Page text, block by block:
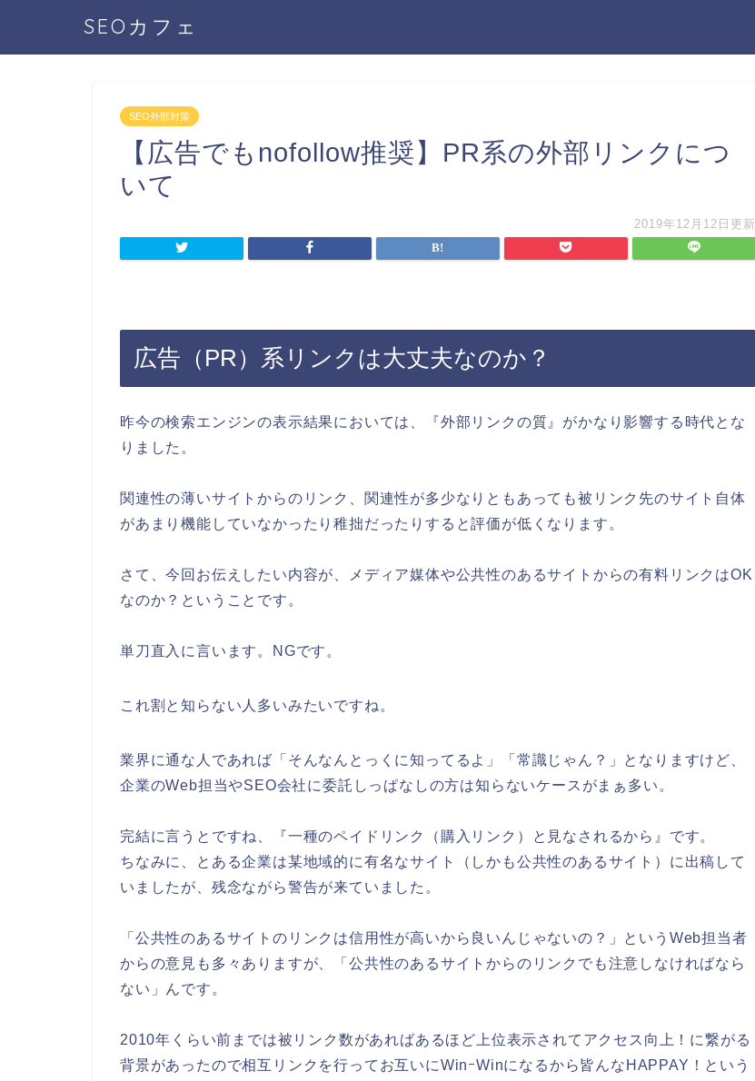
SEOカフェ
SEO外部対策
【広告でもnofollow推奨】PR系の外部リンクにつ
いて
2019年12月12日更新
広告（PR）系リンクは大丈夫なのか？
昨今の検索エンジンの表示結果においては、『外部リンクの質』がかなり影響する時代とな
りました。
関連性の薄いサイトからのリンク、関連性が多少なりともあっても被リンク先のサイト自体
があまり機能していなかったり稚拙だったりすると評価が低くなります。
さて、今回お伝えしたい内容が、メディア媒体や公共性のあるサイトからの有料リンクはOK
なのか？ということです。
単刀直入に言います。NGです。
これ割と知らない人多いみたいですね。
業界に通な人であれば「そんなんとっくに知ってるよ」「常識じゃん？」となりますけど、
企業のWeb担当やSEO会社に委託しっぱなしの方は知らないケースがまぁ多い。
完結に言うとですね、『一種のペイドリンク（購入リンク）と見なされるから』です。
ちなみに、とある企業は某地域的に有名なサイト（しかも公共性のあるサイト）に出稿して
いましたが、残念ながら警告が来ていました。
「公共性のあるサイトのリンクは信用性が高いから良いんじゃないの？」というWeb担当者
からの意見も多々ありますが、「公共性のあるサイトからのリンクでも注意しなければなら
ない」んです。
2010年くらい前までは被リンク数があればあるほど上位表示されてアクセス向上！に繋がる
背景があったので相互リンクを行ってお互いにWinｰWinになるから皆んなHAPPAY！という